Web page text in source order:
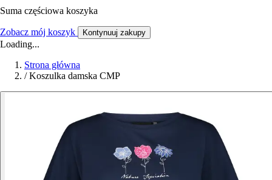
Suma częściowa koszyka
Zobacz mój koszyk Kontynuuj zakupy
Loading...
Strona główna
/ Koszulka damska CMP